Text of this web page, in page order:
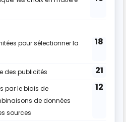
vous nous communiquez
finalités suivantes :
formulées via les
du Site ;
commerciales, fréquentation ;